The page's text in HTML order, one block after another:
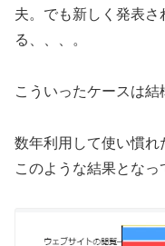
夫。でも新しく発表
る、、、。
こういったケースは結
数年利用して使い慣
このような結果となっ